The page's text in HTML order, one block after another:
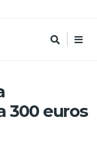
300 euros